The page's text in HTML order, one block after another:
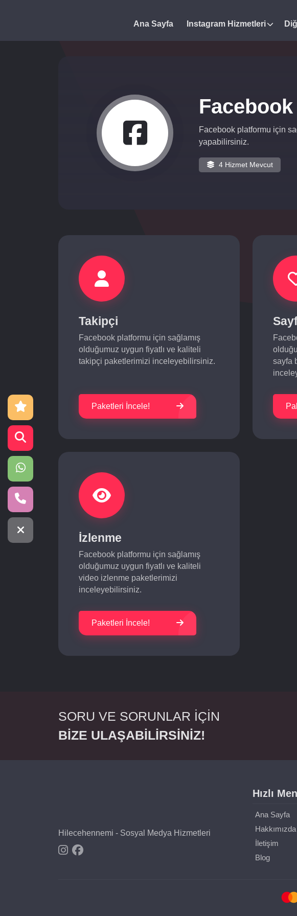
Ana Sayfa Instagram Hizmetleri
Facebook platformu için
yapabilirsiniz.
4 Hizmet Mevcut
Takipçi
Facebook platformu için sağlamış
olduğumuz uygun fiyatlı ve kaliteli
takipçi paketlerimizi inceleyebilirsiniz.
Paketleri İncele!
sayfa
İzlenme
Facebook platformu için sağlamış
olduğumuz uygun fiyatlı ve kaliteli
video izlenme paketlerimizi
inceleyebilirsiniz.
Paketleri İncele!
SORU VE SORUNLAR İÇİN
BİZE ULAŞABİLİRSİNİZ!
Hilecehennemi - Sosyal Medya Hizmetleri
Hızlı
Ana Sayfa
Hakkımızda
İletişim
Blog